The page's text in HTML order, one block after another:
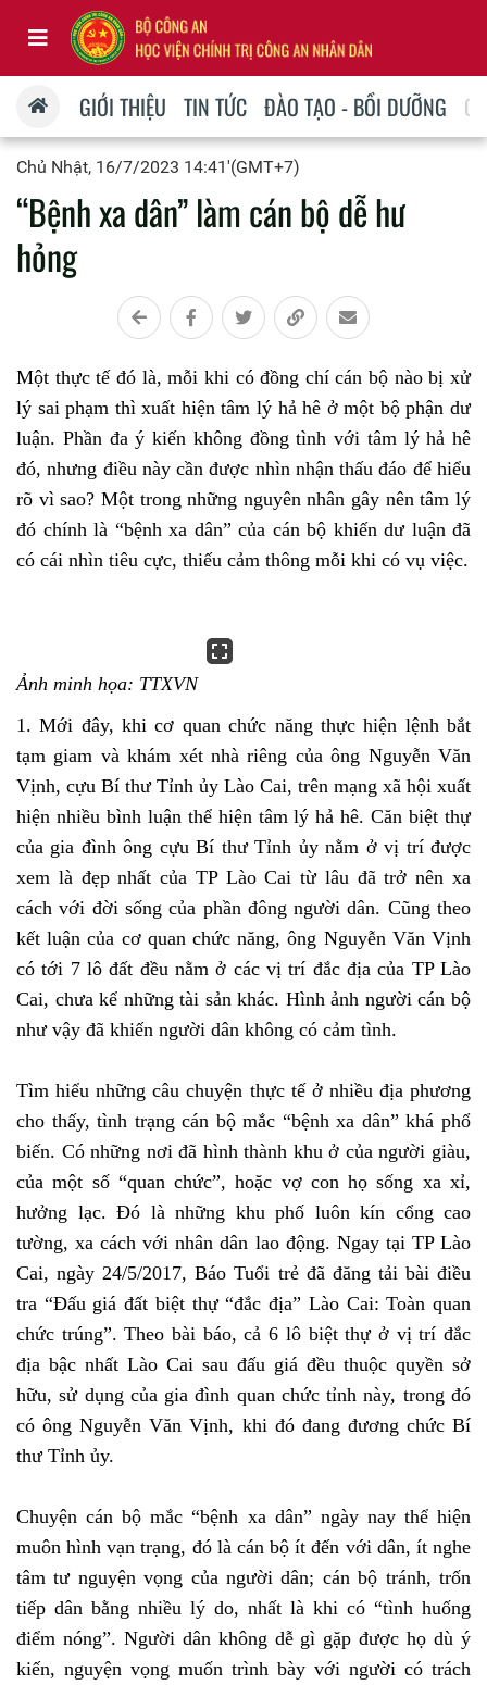
GIỚI THIỆU TIN TỨC ĐÀO TẠO - BỒI DƯỠNG
Chủ Nhật, 16/7/2023 14:41'(GMT+7)
“Bệnh xa dân” làm cán bộ dễ hư
hỏng
Một thực tế đó là, mỗi khi có đồng chí cán bộ nào bị xử
lý sai phạm thì xuất hiện tâm lý hả hê ở một bộ phận dư
luận. Phần đa ý kiến không đồng tình với tâm lý hả hê
đó, nhưng điều này cần được nhìn nhận thấu đáo để hiểu
rõ vì sao? Một trong những nguyên nhân gây nên tâm lý
đó chính là “bệnh xa dân” của cán bộ khiến dư luận đã
có cái nhìn tiêu cực, thiếu cảm thông mỗi khi có vụ việc.
Ảnh minh họa: TTXVN
1. Mới đây, khi cơ quan chức năng thực hiện lệnh bắt
tạm giam và khám xét nhà riêng của ông Nguyễn Văn
Vịnh, cựu Bí thư Tỉnh ủy Lào Cai, trên mạng xã hội xuất
hiện nhiều bình luận thể hiện tâm lý hả hê. Căn biệt thự
của gia đình ông cựu Bí thư Tỉnh ủy nằm ở vị trí được
xem là đẹp nhất của TP Lào Cai từ lâu đã trở nên xa
cách với đời sống của phần đông người dân. Cũng theo
kết luận của cơ quan chức năng, ông Nguyễn Văn Vịnh
có tới 7 lô đất đều nằm ở các vị trí đắc địa của TP Lào
Cai, chưa kể những tài sản khác. Hình ảnh người cán bộ
như vậy đã khiến người dân không có cảm tình.
Tìm hiểu những câu chuyện thực tế ở nhiều địa phương
cho thấy, tình trạng cán bộ mắc “bệnh xa dân” khá phổ
biến. Có những nơi đã hình thành khu ở của người giàu,
của một số “quan chức”, hoặc vợ con họ sống xa xỉ,
hưởng lạc. Đó là những khu phố luôn kín cổng cao
tường, xa cách với nhân dân lao động. Ngay tại TP Lào
Cai, ngày 24/5/2017, Báo Tuổi trẻ đã đăng tải bài điều
tra “Đấu giá đất biệt thự “đắc địa” Lào Cai: Toàn quan
chức trúng”. Theo bài báo, cả 6 lô biệt thự ở vị trí đắc
địa bậc nhất Lào Cai sau đấu giá đều thuộc quyền sở
hữu, sử dụng của gia đình quan chức tỉnh này, trong đó
có ông Nguyễn Văn Vịnh, khi đó đang đương chức Bí
thư Tỉnh ủy.
Chuyện cán bộ mắc “bệnh xa dân” ngày nay thể hiện
muôn hình vạn trạng, đó là cán bộ ít đến với dân, ít nghe
tâm tư nguyện vọng của người dân; cán bộ tránh, trốn
tiếp dân bằng nhiều lý do, nhất là khi có “tình huống
điểm nóng”. Người dân không dễ gì gặp được họ dù ý
kiến, nguyện vọng muốn trình bày với người có trách